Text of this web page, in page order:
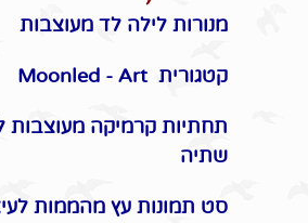
מנורות לילה לד מעוצבות
קטגורית Moonled - Art
תחתיות קרמיקה מעוצבות
שתיה
סט תמונות עץ מהממות